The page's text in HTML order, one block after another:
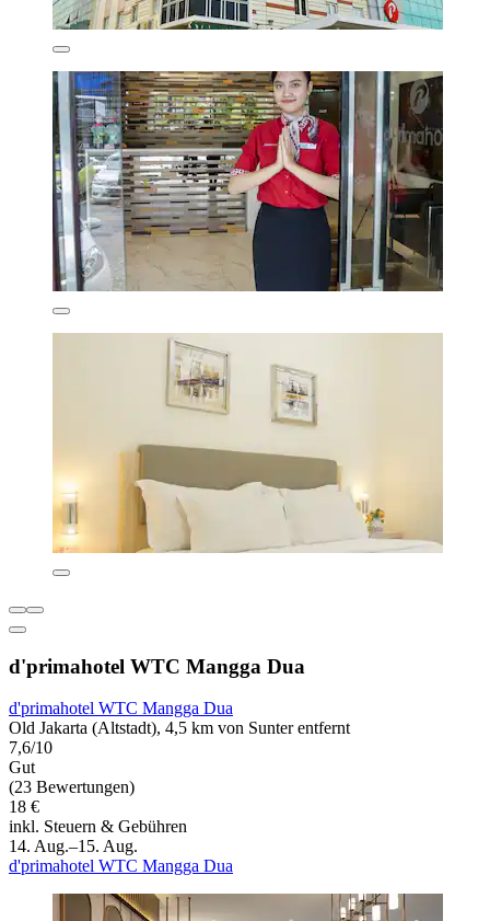
d'primahotel WTC Mangga Dua
d'primahotel WTC Mangga Dua
Old Jakarta (Altstadt), 4,5 km von Sunter entfernt
7,6/10
Gut
(23 Bewertungen)
18 €
inkl. Steuern & Gebühren
14. Aug.–15. Aug.
d'primahotel WTC Mangga Dua